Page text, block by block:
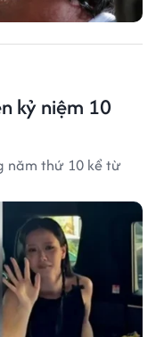
kỷ niệm 10
năm thứ 10 kể từ